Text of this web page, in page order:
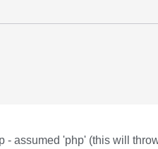
- assumed 'php' (this will